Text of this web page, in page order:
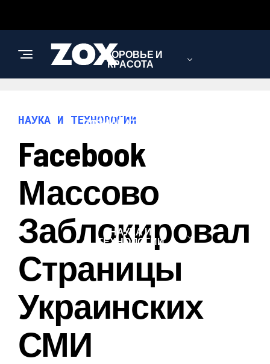
ЗДОРОВЬЕ И
КРАСОТА
ИНТЕРЕСНОЕ И
ПОЗНАВАТЕЛЬНОЕ
НАУКА И
ТЕХНОЛОГИИ
НОВОСТИ
НАУКА И ТЕХНОЛОГИИ
Facebook
Массово
Заблокировал
Страницы
Украинских
СМИ